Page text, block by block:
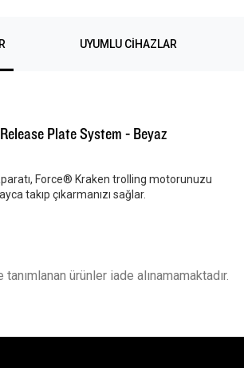
UYUMLU CIHAZLAR
Plate System - Beyaz
Force® Kraken trolling motorunuzu
takıp çıkarmanızı sağlar.
tanımlanan ürünler iade alınamamaktadır.